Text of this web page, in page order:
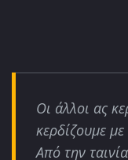
Οι άλλοι ας
κερδίζουμε
Από την